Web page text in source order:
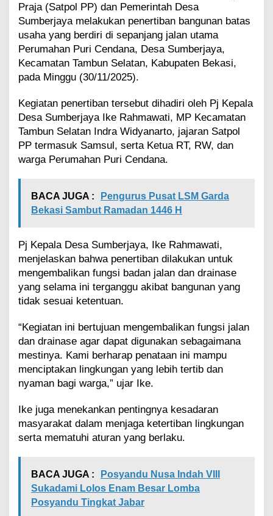
p
a
n
j
n
g
a
a
n
U
t
a
u
C
e
n
d
Praja (Satpol PP) dan Pemerintah Desa
Sumberjaya melakukan penertiban bangunan batas
usaha yang berdiri di sepanjang jalan utama
Perumahan Puri Cendana, Desa Sumberjaya,
Kecamatan Tambun Selatan, Kabupaten Bekasi,
pada Minggu (30/11/2025).
Kegiatan penertiban tersebut dihadiri oleh Pj Kepala
Desa Sumberjaya Ike Rahmawati, MP Kecamatan
Tambun Selatan Indra Widyanarto, jajaran Satpol
PP termasuk Samsul, serta Ketua RT, RW, dan
warga Perumahan Puri Cendana.
BACA JUGA :
Pengurus Pusat LSM Garda
Bekasi Sambut Ramadan 1446 H
Pj Kepala Desa Sumberjaya, Ike Rahmawati,
menjelaskan bahwa penertiban dilakukan untuk
mengembalikan fungsi badan jalan dan drainase
yang selama ini terganggu akibat bangunan yang
tidak sesuai ketentuan.
“Kegiatan ini bertujuan mengembalikan fungsi jalan
dan drainase agar dapat digunakan sebagaimana
mestinya. Kami berharap penataan ini mampu
menciptakan lingkungan yang lebih tertib dan
nyaman bagi warga,” ujar Ike.
Ike juga menekankan pentingnya kesadaran
masyarakat dalam menjaga ketertiban lingkungan
serta mematuhi aturan yang berlaku.
BACA JUGA :
Posyandu Nusa Indah VIII
Sukadami Lolos Enam Besar Lomba
Posyandu Tingkat Jabar